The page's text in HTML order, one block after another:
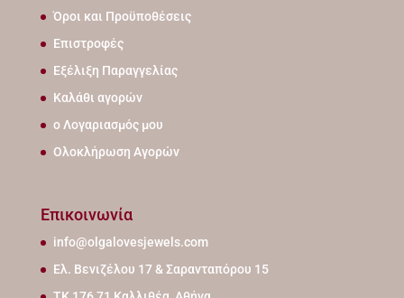
Όροι και Προϋποθέσεις
Επιστροφές
Εξέλιξη Παραγγελίας
Καλάθι αγορών
ο Λογαριασμός μου
Ολοκλήρωση Αγορών
Επικοινωνία
info@olgalovesjewels.com
Ελ. Βενιζέλου 17 & Σαρανταπόρου 15